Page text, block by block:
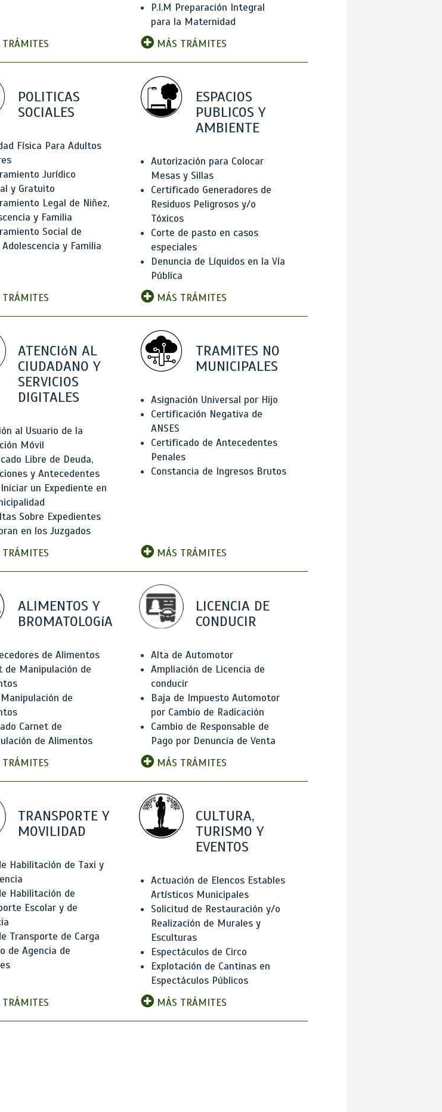
P.I.M Preparación Integral
para la Maternidad
MÁS TRÁMITES
POLITICAS
SOCIALES
Física Para Adultos
Jurídico
y Gratuito
Legal de Niñez,
y Familia
Social de
Adolescencia y Familia
ESPACIOS
PUBLICOS Y
AMBIENTE
Autorización para Colocar
Mesas y Sillas
Certificado Generadores de
Residuos Peligrosos y/o
Tóxicos
Corte de pasto en casos
especiales
Denuncia de Líquidos en la Vía
Pública
MÁS TRÁMITES
ATENCIóN AL
CIUDADANO Y
SERVICIOS
DIGITALES
al Usuario de la
Móvil
Libre de Deuda,
y Antecedentes
un Expediente en
Sobre Expedientes
en los Juzgados
TRAMITES NO
MUNICIPALES
Asignación Universal por Hijo
Certificación Negativa de
ANSES
Certificado de Antecedentes
Penales
Constancia de Ingresos Brutos
MÁS TRÁMITES
ALIMENTOS Y
BROMATOLOGíA
de Alimentos
de Manipulación de
de
Carnet de
de Alimentos
LICENCIA DE
CONDUCIR
Alta de Automotor
Ampliación de Licencia de
conducir
Baja de Impuesto Automotor
por Cambio de Radicación
Cambio de Responsable de
Pago por Denuncia de Venta
MÁS TRÁMITES
TRANSPORTE Y
MOVILIDAD
Habilitación de Taxi y
Habilitación de
Escolar y de
Transporte de Carga
de Agencia de
CULTURA,
TURISMO Y
EVENTOS
Actuación de Elencos Estables
Artísticos Municipales
Solicitud de Restauración y/o
Realización de Murales y
Esculturas
Espectáculos de Circo
Explotación de Cantinas en
Espectáculos Públicos
MÁS TRÁMITES